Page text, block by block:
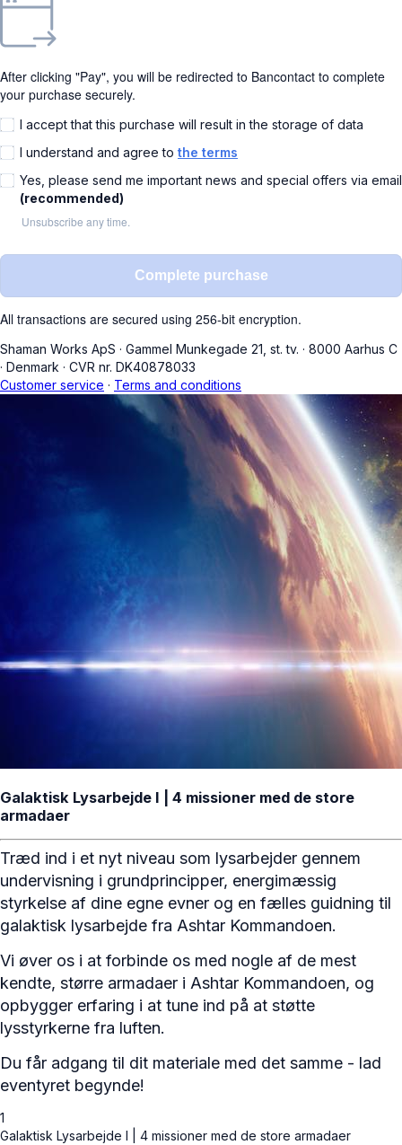
After clicking "Pay", you will be redirected to Bancontact to complete
your purchase securely.
I accept that this purchase will result in the storage of data
I understand and agree to the terms
Yes, please send me important news and special offers via email
(recommended)
Unsubscribe any time.
Complete purchase
All transactions are secured using 256-bit encryption.
Shaman Works ApS · Gammel Munkegade 21, st. tv. · 8000 Aarhus C
· Denmark · CVR nr. DK40878033
Customer service · Terms and conditions
Galaktisk Lysarbejde I | 4 missioner med de store
armadaer
Træd ind i et nyt niveau som lysarbejder gennem
undervisning i grundprincipper, energimæssig
styrkelse af dine egne evner og en fælles guidning til
galaktisk lysarbejde fra Ashtar Kommandoen.
Vi øver os i at forbinde os med nogle af de mest
kendte, større armadaer i Ashtar Kommandoen, og
opbygger erfaring i at tune ind på at støtte
lysstyrkerne fra luften.
Du får adgang til dit materiale med det samme - lad
eventyret begynde!
1
Galaktisk Lysarbejde I | 4 missioner med de store armadaer